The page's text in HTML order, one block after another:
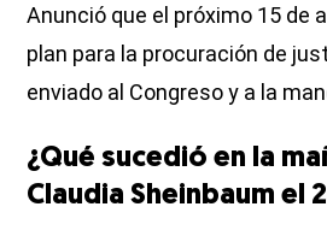
Anunció que el próximo 15 de
plan para la procuración de
enviado al Congreso y a la
¿Qué sucedió en la
Claudia Sheinbaum el